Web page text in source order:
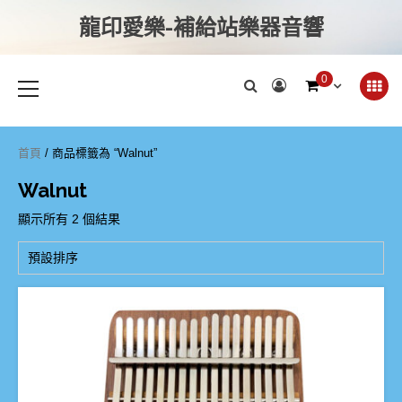
龍印愛樂-補給站樂器音響
0
首頁 / 商品標籤為 “Walnut”
Walnut
顯示所有 2 個結果